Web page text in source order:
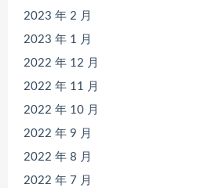
2023 年 2 月
2023 年 1 月
2022 年 12 月
2022 年 11 月
2022 年 10 月
2022 年 9 月
2022 年 8 月
2022 年 7 月